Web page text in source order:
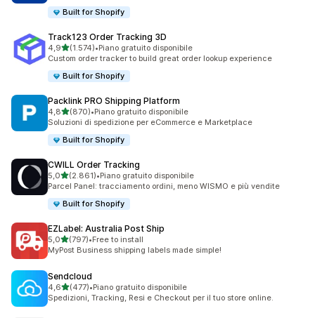
Built for Shopify
Track123 Order Tracking 3D
4,9stelle su 5
(1.574)
1574 recensioni totali
•Piano gratuito disponibile
Custom order tracker to build great order lookup experience
Built for Shopify
Packlink PRO Shipping Platform
4,8stelle su 5
(870)
870 recensioni totali
•Piano gratuito disponibile
Soluzioni di spedizione per eCommerce e Marketplace
Built for Shopify
CWILL Order Tracking
5,0stelle su 5
(2.861)
2861 recensioni totali
•Piano gratuito disponibile
Parcel Panel: tracciamento ordini, meno WISMO e più vendite
Built for Shopify
EZLabel: Australia Post Ship
5,0stelle su 5
(797)
797 recensioni totali
•Free to install
MyPost Business shipping labels made simple!
Sendcloud
4,6stelle su 5
(477)
477 recensioni totali
•Piano gratuito disponibile
Spedizioni, Tracking, Resi e Checkout per il tuo store online.